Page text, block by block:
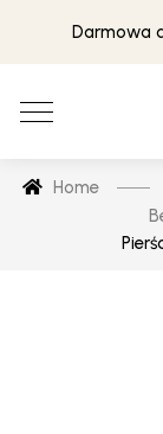
Darmowa
Home